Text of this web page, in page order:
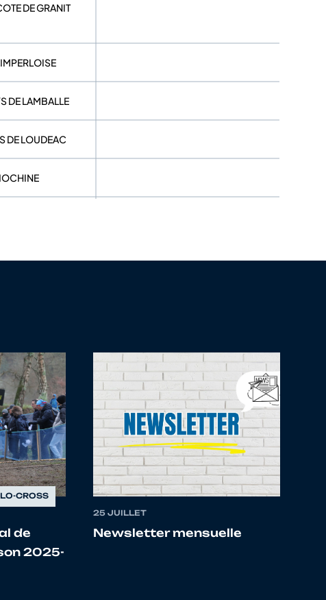
DE GRANIT
DE LAMBALLE
DE LOUDEAC
GABERIC
EMC CORNOUAILLE SUD
CYCLISME
DE LOUDEAC
DE BAUD
EMC MORBIHAN FINISTERE SUD
CYCLISME
CROSS
de
2025-
25 JUILLET
Newsletter mensuelle